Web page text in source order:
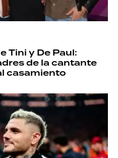
Tini y De Paul:
de la cantante
casamiento